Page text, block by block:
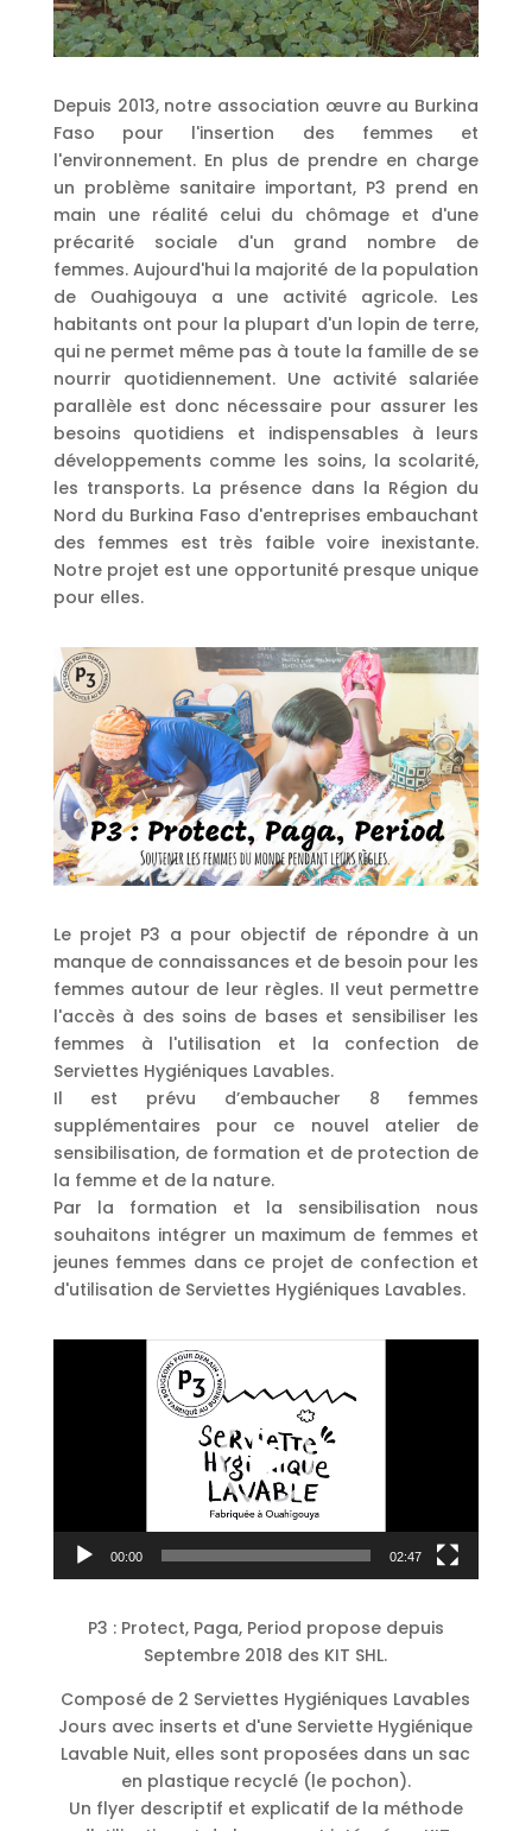
Depuis 2013, notre association œuvre au Burkina
Faso pour l'insertion des femmes et
l'environnement. En plus de prendre en charge
un problème sanitaire important, P3 prend en
main une réalité celui du chômage et d'une
précarité sociale d'un grand nombre de
femmes. Aujourd'hui la majorité de la population
de Ouahigouya a une activité agricole. Les
habitants ont pour la plupart d'un lopin de terre,
qui ne permet même pas à toute la famille de se
nourrir quotidiennement. Une activité salariée
parallèle est donc nécessaire pour assurer les
besoins quotidiens et indispensables à leurs
développements comme les soins, la scolarité,
les transports. La présence dans la Région du
Nord du Burkina Faso d'entreprises embauchant
des femmes est très faible voire inexistante.
Notre projet est une opportunité presque unique
pour elles.
Le projet P3 a pour objectif de répondre à un
manque de connaissances et de besoin pour les
femmes autour de leur règles. Il veut permettre
l'accès à des soins de bases et sensibiliser les
femmes à l'utilisation et la confection de
Serviettes Hygiéniques Lavables.
Il est prévu d’embaucher 8 femmes
supplémentaires pour ce nouvel atelier de
sensibilisation, de formation et de protection de
la femme et de la nature.
Par la formation et la sensibilisation nous
souhaitons intégrer un maximum de femmes et
jeunes femmes dans ce projet de confection et
d'utilisation de Serviettes Hygiéniques Lavables.
00:00 02:47
P3 : Protect, Paga, Period propose depuis
Septembre 2018 des KIT SHL.
Composé de 2 Serviettes Hygiéniques Lavables
Jours avec inserts et d'une Serviette Hygiénique
Lavable Nuit, elles sont proposées dans un sac
en plastique recyclé (le pochon).
Un flyer descriptif et explicatif de la méthode